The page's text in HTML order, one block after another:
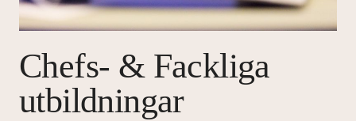
Chefs- & Fackliga
utbildningar